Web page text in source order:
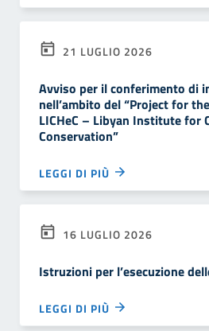
21 LUGLIO 2026
Avviso per il conferimento di
nell’ambito del “Project for
LICHeC – Libyan Institute for
Conservation”
LEGGI DI PIÙ
16 LUGLIO 2026
Istruzioni per l’esecuzione
LEGGI DI PIÙ